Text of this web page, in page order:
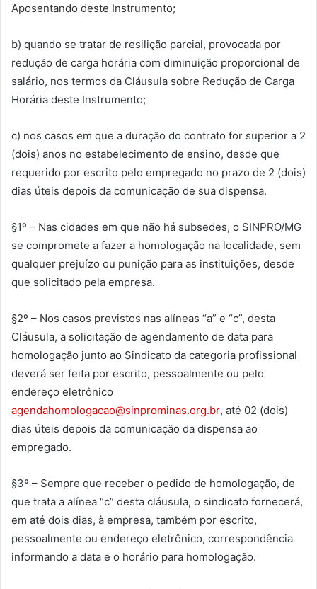
Aposentando deste Instrumento;
b) quando se tratar de resilição parcial, provocada por
redução de carga horária com diminuição proporcional de
salário, nos termos da Cláusula sobre Redução de Carga
Horária deste Instrumento;
c) nos casos em que a duração do contrato for superior a 2
(dois) anos no estabelecimento de ensino, desde que
requerido por escrito pelo empregado no prazo de 2 (dois)
dias úteis depois da comunicação de sua dispensa.
§1º – Nas cidades em que não há subsedes, o SINPRO/MG
se compromete a fazer a homologação na localidade, sem
qualquer prejuízo ou punição para as instituições, desde
que solicitado pela empresa.
§2º – Nos casos previstos nas alíneas “a” e “c”, desta
Cláusula, a solicitação de agendamento de data para
homologação junto ao Sindicato da categoria profissional
deverá ser feita por escrito, pessoalmente ou pelo
endereço eletrônico
agendahomologacao@sinprominas.org.br, até 02 (dois)
dias úteis depois da comunicação da dispensa ao
empregado.
§3º – Sempre que receber o pedido de homologação, de
que trata a alínea “c” desta cláusula, o sindicato fornecerá,
em até dois dias, à empresa, também por escrito,
pessoalmente ou endereço eletrônico, correspondência
informando a data e o horário para homologação.